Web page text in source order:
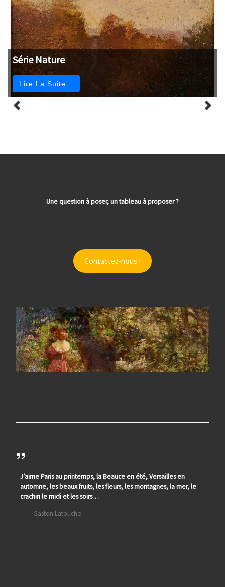
Série Nature
Lire La Suite…
Une question à poser, un tableau à proposer ?
Contactez-nous !
J’aime Paris au printemps, la Beauce en été, Versailles en
automne, les beaux fruits, les fleurs, les montagnes, la mer, le
crachin le midi et les soirs…
Gaston Latouche